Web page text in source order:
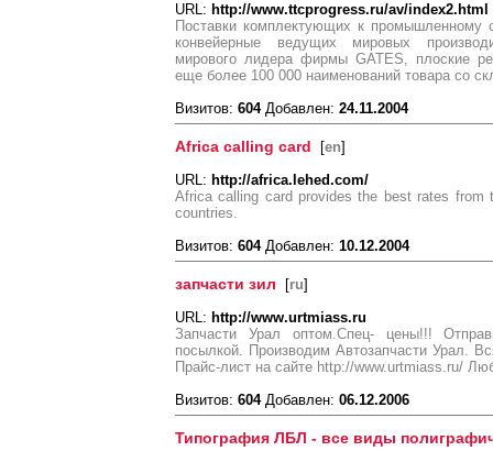
URL: http://www.ttcprogress.ru/av/index2.html
Поставки комплектующих к промышленному
конвейерные ведущих мировых
мирового лидера фирмы GATES, плоские
еще более 100 000 наименований товара со
Визитов: 604Добавлен: 24.11.2004
Africa calling card [en]
URL: http://africa.lehed.com/
Africa calling card provides the best rates from
countries.
Визитов: 604Добавлен: 10.12.2004
запчасти зил [ru]
URL: http://www.urtmiass.ru
Запчасти Урал оптом.Спец- цены!!!
посылкой. Производим Автозапчасти Урал.
Прайс-лист на сайте http://www.urtmiass.ru/
Визитов: 604Добавлен: 06.12.2006
Типография ЛБЛ - все виды